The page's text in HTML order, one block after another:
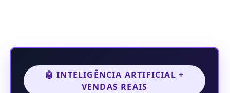
🤖 INTELIGÊNCIA ARTIFICIAL +
VENDAS REAIS